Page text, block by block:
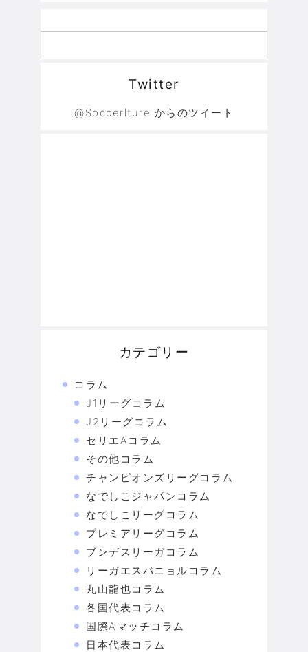
Twitter
@Soccerlture からのツイート
カテゴリー
コラム
J1リーグコラム
J2リーグコラム
セリエAコラム
その他コラム
チャンピオンズリーグコラム
なでしこジャパンコラム
なでしこリーグコラム
プレミアリーグコラム
ブンデスリーガコラム
リーガエスパニョルコラム
丸山龍也コラム
各国代表コラム
国際Aマッチコラム
日本代表コラム